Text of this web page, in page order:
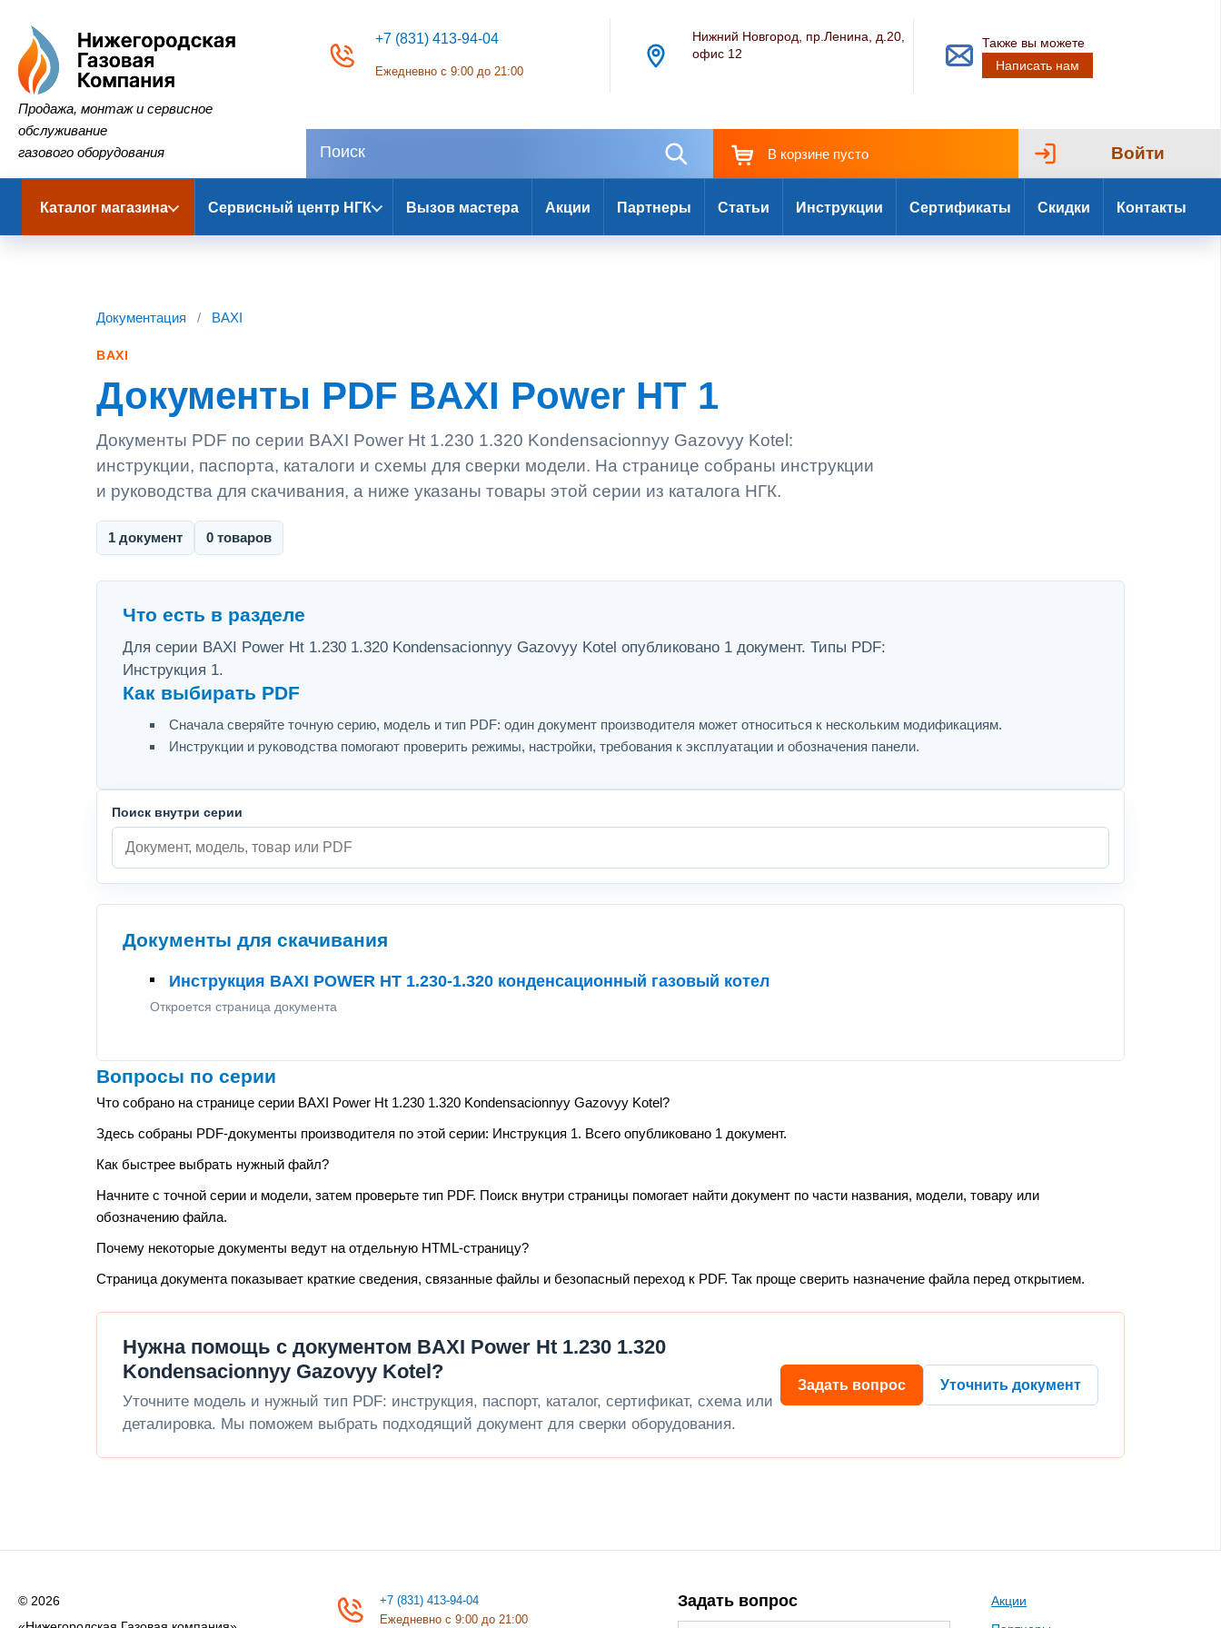
Нижегородская Газовая Компания
Продажа, монтаж и сервисное
обслуживание
газового оборудования
+7 (831) 413-94-04
Ежедневно с 9:00 до 21:00
Нижний Новгород, пр.Ленина, д.20,
офис 12
Также вы можете
Написать нам
В корзине пусто Войти
Каталог магазина Сервисный центр НГК Вызов мастера Акции Партнеры Статьи Инструкции Сертификаты Скидки Контакты
Документация / BAXI
BAXI
Документы PDF BAXI Power HT 1
Документы PDF по серии BAXI Power Ht 1.230 1.320 Kondensacionnyy Gazovyy Kotel:
инструкции, паспорта, каталоги и схемы для сверки модели. На странице собраны инструкции
и руководства для скачивания, а ниже указаны товары этой серии из каталога НГК.
1 документ 0 товаров
Что есть в разделе
Для серии BAXI Power Ht 1.230 1.320 Kondensacionnyy Gazovyy Kotel опубликовано 1 документ. Типы PDF:
Инструкция 1.
Как выбирать PDF
Сначала сверяйте точную серию, модель и тип PDF: один документ производителя может относиться к нескольким модификациям.
Инструкции и руководства помогают проверить режимы, настройки, требования к эксплуатации и обозначения панели.
Поиск внутри серии
Документы для скачивания
Инструкция BAXI POWER HT 1.230-1.320 конденсационный газовый котел
Откроется страница документа
Вопросы по серии
Что собрано на странице серии BAXI Power Ht 1.230 1.320 Kondensacionnyy Gazovyy Kotel?
Здесь собраны PDF-документы производителя по этой серии: Инструкция 1. Всего опубликовано 1 документ.
Как быстрее выбрать нужный файл?
Начните с точной серии и модели, затем проверьте тип PDF. Поиск внутри страницы помогает найти документ по части названия, модели, товару или
обозначению файла.
Почему некоторые документы ведут на отдельную HTML-страницу?
Страница документа показывает краткие сведения, связанные файлы и безопасный переход к PDF. Так проще сверить назначение файла перед открытием.
Нужна помощь с документом BAXI Power Ht 1.230 1.320
Kondensacionnyy Gazovyy Kotel?
Уточните модель и нужный тип PDF: инструкция, паспорт, каталог, сертификат, схема или
деталировка. Мы поможем выбрать подходящий документ для сверки оборудования.
Задать вопрос Уточнить документ
© 2026
+7 (831) 413-94-04
Ежедневно с 9:00 до 21:00
Задать вопрос
Акции